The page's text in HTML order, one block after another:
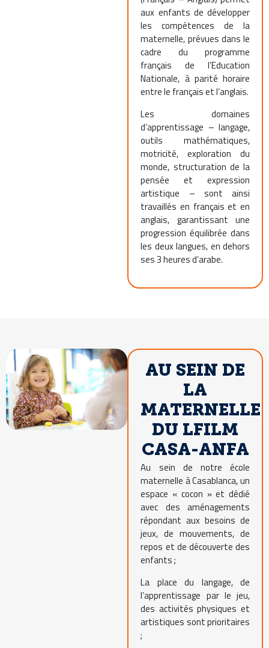
aux enfants de développer
les compétences de la
maternelle, prévues dans le
cadre du programme
français de l’Education
Nationale, à parité horaire
entre le français et l’anglais.
Les domaines
d’apprentissage – langage,
outils mathématiques,
motricité, exploration du
monde, structuration de la
pensée et expression
artistique – sont ainsi
travaillés en français et en
anglais, garantissant une
progression équilibrée dans
les deux langues, en dehors
ses 3 heures d’arabe.
AU SEIN DE
LA
MATERNELLE
DU LFILM
CASA-ANFA
Au sein de notre école
maternelle à Casablanca, un
espace « cocon » et dédié
avec des aménagements
répondant aux besoins de
jeux, de mouvements, de
repos et de découverte des
enfants ;
La place du langage, de
l’apprentissage par le jeu,
des activités physiques et
artistiques sont prioritaires
;